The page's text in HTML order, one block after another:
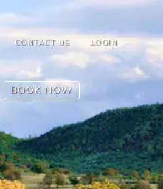
CONTACT US LOGIN
BOOK NOW